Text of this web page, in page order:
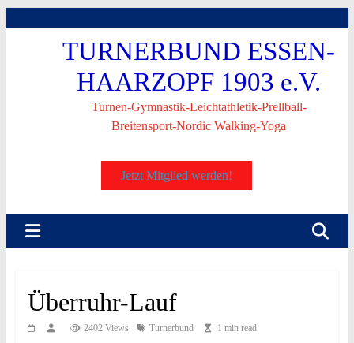
TURNERBUND ESSEN-
HAARZOPF 1903 e.V.
Turnen-Gymnastik-Leichtathletik-Prellball-
Breitensport-Nordic Walking-Yoga
Jetzt Mitglied werden!
Überruhr-Lauf
2402 Views Turnerbund 1 min read